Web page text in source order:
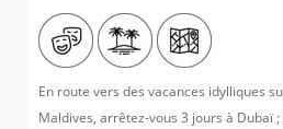
En route vers des vacances idylliques
Maldives, arrêtez-vous 3 jours à Dubaï